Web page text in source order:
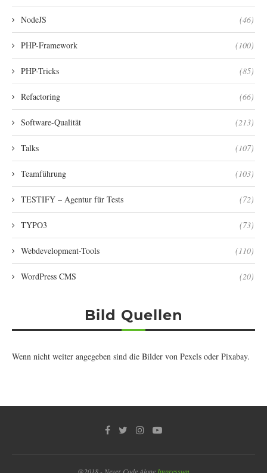
NodeJS (46)
PHP-Framework (100)
PHP-Tricks (85)
Refactoring (66)
Software-Qualität (213)
Talks (107)
Teamführung (103)
TESTIFY – Agentur für Tests (72)
TYPO3 (73)
Webdevelopment-Tools (110)
WordPress CMS (20)
Bild Quellen
Wenn nicht weiter angegeben sind die Bilder von Pexels oder Pixabay.
@2018 - Never Code Alone Impressum